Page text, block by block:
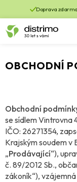
Doprava zdarma
OBCHODNÍ
Obchodní
se sídlem Vintrovna
IČO: 26271354,
Krajským soudem v
„Prodávající“),
č. 89/2012 Sb.,
zákoník“),